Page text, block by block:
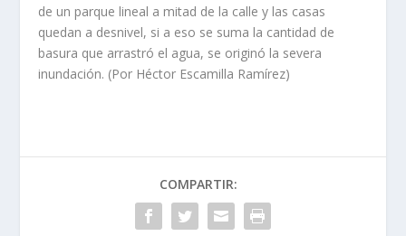
de un parque lineal a mitad de la calle y las casas
quedan a desnivel, si a eso se suma la cantidad de
basura que arrastró el agua, se originó la severa
inundación. (Por Héctor Escamilla Ramírez)
COMPARTIR: